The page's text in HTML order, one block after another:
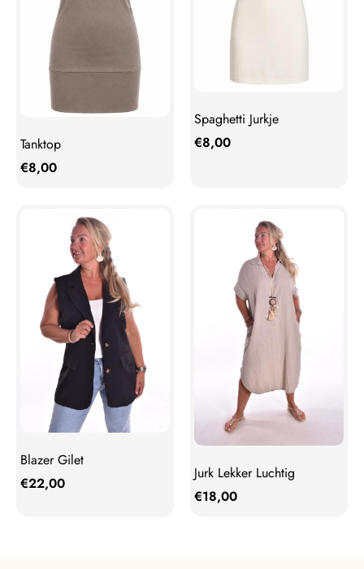
Tanktop
€8,00
Spaghetti Jurkje
€8,00
Blazer Gilet
€22,00
Jurk Lekker Luchtig
€18,00